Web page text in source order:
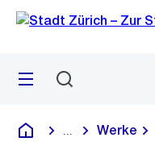
Navigation
Sprunglink
Menü
Deutsch
Blende alle
Werke